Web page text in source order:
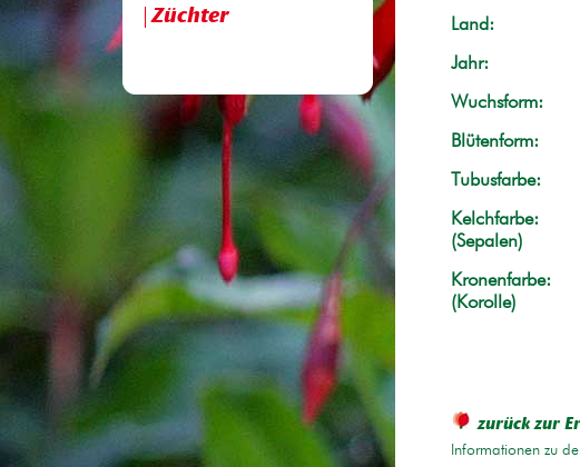
Züchter
Land:
Jahr:
Wuchsform:
Blütenform:
Tubusfarbe:
Kelchfarbe:
(Sepalen)
Kronenfarbe:
(Korolle)
zurück zur
Informationen zu